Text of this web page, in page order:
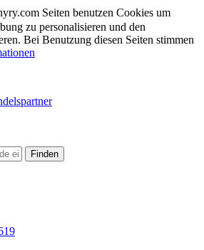
Seiten benutzen Cookies um
zu personalisieren und den
Bei Benutzung diesen Seiten stimmen
Finden